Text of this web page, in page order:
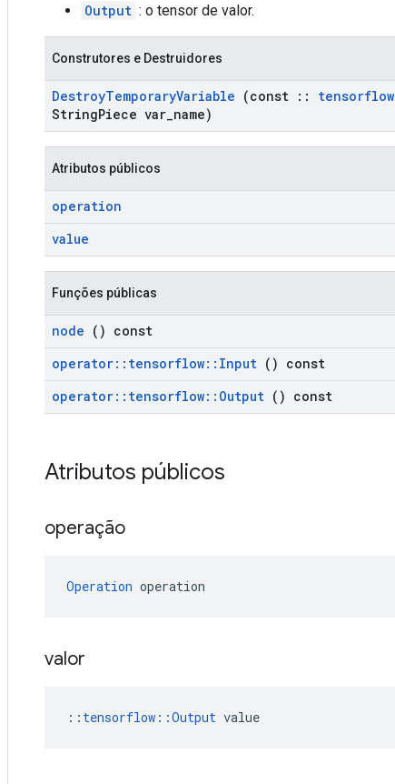
Output : o tensor de valor.
Construtores e Destruidores
DestroyTemporaryVariable (const :: tensorflow
StringPiece var name)
Atributos públicos
operation
value
Funções públicas
node () const
operator:: tensorflow:: Input () const
operator:: tensorflow:: Output () const
Atributos públicos
operação
Operation operation
valor
:: tensorflow::Output value